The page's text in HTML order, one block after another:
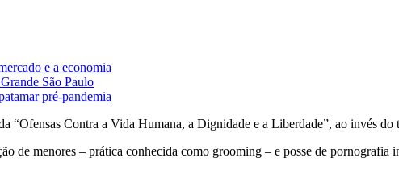
e a economia
São Paulo
pré-pandemia
“Ofensas Contra a Vida Humana, a Dignidade e a Liberdade”, ao invés
de menores – prática conhecida como grooming – e posse de pornografia